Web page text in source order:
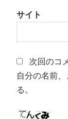
サイト
次回のコ
自分の名前
る。